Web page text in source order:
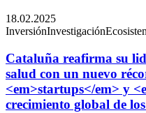
18.02.2025
InversiónInvestigación
Cataluña reafirma su
salud con un nuevo
<em>startups</em> y
crecimiento global de